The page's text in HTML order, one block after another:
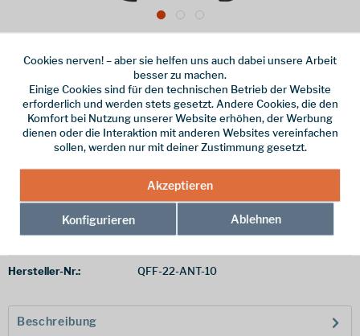
120,00 € *
inkl. MwSt./ Versandkostenfrei!
Farbe
Merken
Hersteller-Nr.: QFF-22-ANT-10
Beschreibung
Cookies nerven! – aber sie helfen uns auch dabei unsere Arbeit
besser zu machen.
Einige Cookies sind für den technischen Betrieb der Website
erforderlich und werden stets gesetzt. Andere Cookies, die den
Komfort bei Nutzung unserer Website erhöhen, der Werbung
dienen oder die Interaktion mit anderen Websites vereinfachen
sollen, werden nur mit deiner Zustimmung gesetzt.
Akzeptieren
Konfigurieren Ablehnen